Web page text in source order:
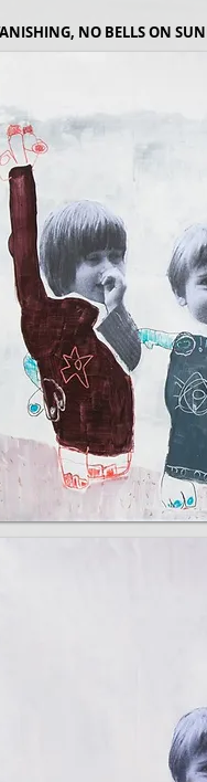
NO BELLS ON